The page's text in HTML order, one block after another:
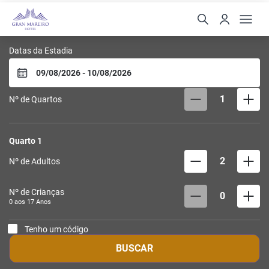
Gran Mareiro Hotel
Datas da Estadia
Nº de Quartos 1
Quarto 1
Nº de Adultos 2
Nº de Crianças
0 aos 17 Anos 0
Tenho um código
BUSCAR